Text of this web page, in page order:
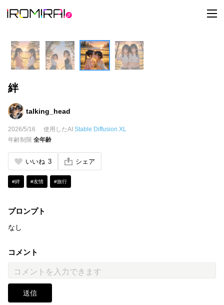
t
o
絆
talking_head
2026/5/16 使用したAI Stable Diffusion XL
年齢制限 全年齢
いいね 3 シェア
#絆 #友情 #旅行
プロンプト
なし
コメント
送信